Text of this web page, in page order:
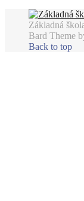
Základná
Bard Theme
Back to top